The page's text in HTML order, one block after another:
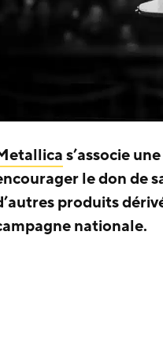
s’associe
le don de
produits
nationale.